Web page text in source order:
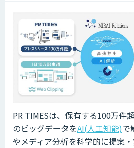
PR TIMESは、保有する100万件
のビッグデータをAI(人工知能)で
やメディア分析を科学的に提案・